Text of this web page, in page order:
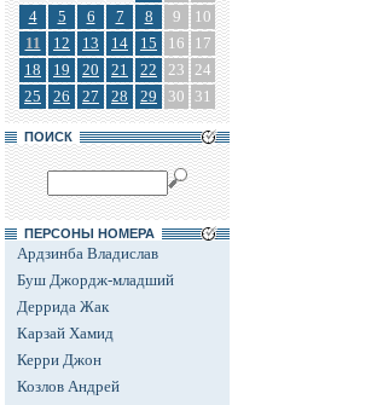
4
5 6 7 8 9
10
11
12 13 14 15 16
17
18
19 20 21 22 23 24
25
26 27 28 29 30 31
ПОИСК
ПЕРСОНЫ НОМЕРА
Ардзинба Владислав
Буш Джордж-младший
Деррида Жак
Карзай Хамид
Керри Джон
Козлов Андрей